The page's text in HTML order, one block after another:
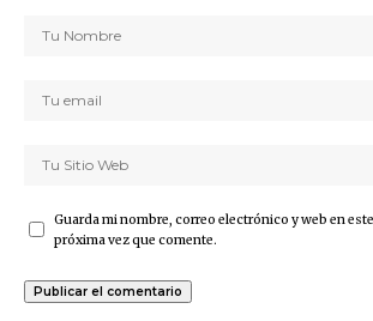
Guarda mi nombre, correo electrónico y web en
próxima vez que comente.